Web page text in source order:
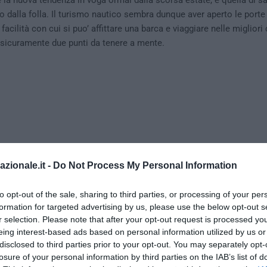
- Do Not Process My Personal Information
opt-out of the sale, sharing to third parties, or processing of your
for targeted advertising by us, please use the below opt-out
selection. Please note that after your opt-out request is processed
interest-based ads based on personal information utilized by us
to third parties prior to your opt-out. You may separately
of your personal information by third parties on the IAB’s list of
dalla folla. Il turismo nautico sembra dunque aver aperto le porte
facilità con cui si puo’ affittare una barca e viaggiare nelle migliori
due punti da tenere a mente.
e Golfo di Napoli, punti di riferimento